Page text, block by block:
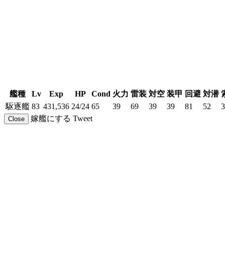
艦種 Lv Exp HP Cond 火力 雷装 対空 装甲 回避 対潜
駆逐艦 83 431,536 24/24 65 39 69 39 39 81 52
Close 嫁艦にする Tweet